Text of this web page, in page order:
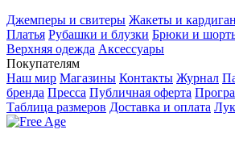
Джемперы и свитеры Жакеты и
Платья Рубашки и блузки Брюки и
Верхняя одежда Аксесcуары
Покупателям
Наш мир Магазины Контакты Журнал
бренда Пресса Публичная оферта
Таблица размеров Доставка и оплата